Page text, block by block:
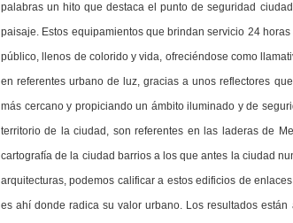
palabras un hito que destaca el punto de seguridad
paisaje. Estos equipamientos que brindan servicio 24
público, llenos de colorido y vida, ofreciéndose como
en referentes urbano de luz, gracias a unos reflectores
más cercano y propiciando un ámbito iluminado y de
territorio de la ciudad, son referentes en las laderas de
cartografía de la ciudad barrios a los que antes la ciudad
arquitecturas, podemos calificar a estos edificios de
es ahí donde radica su valor urbano. Los resultados